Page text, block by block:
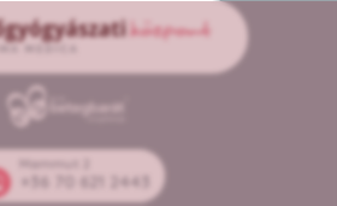
Mammut 2
+36 70 621 2443